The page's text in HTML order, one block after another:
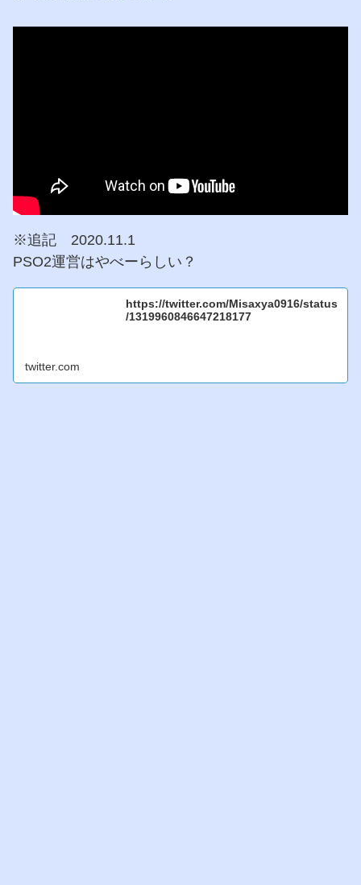
※追記 2020.11.1
PSO2運営はやべーらしい？
https://twitter.com/Misaxya0916/status
/1319960846647218177
twitter.com